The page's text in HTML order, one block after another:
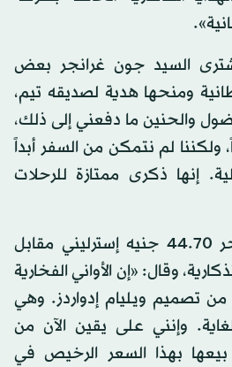
السيد جون غرانجر بعض
ومنحها هدية لصديقه تيم،
والحنين ما دفعني إلى ذلك،
ولكننا لم نتمكن من السفر أبداً
إنها ذكرى ممتازة للرحلات
ولقد دفع السيد غرانجر 44.70 جنيه إسترليني مقابل
وقال: «إن الأواني الفخارية
تصميم ويليام إدواردز. وهي
وإنني على يقين الآن من
بهذا السعر الرخيص في